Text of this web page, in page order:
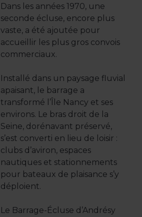
Dans les années 1970, une
seconde écluse, encore plus
vaste, a été ajoutée pour
accueillir les plus gros convois
commerciaux.
Installé dans un paysage fluvial
apaisant, le barrage a
transformé l’Île Nancy et ses
environs. Le bras droit de la
Seine, dorénavant préservé,
s’est converti en lieu de loisir :
clubs d’aviron, espaces
nautiques et stationnements
pour bateaux de plaisance s’y
déploient.
Le Barrage-Écluse d’Andrésy